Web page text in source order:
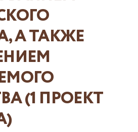
А ТАКЖЕ
(1 ПРОЕКТ